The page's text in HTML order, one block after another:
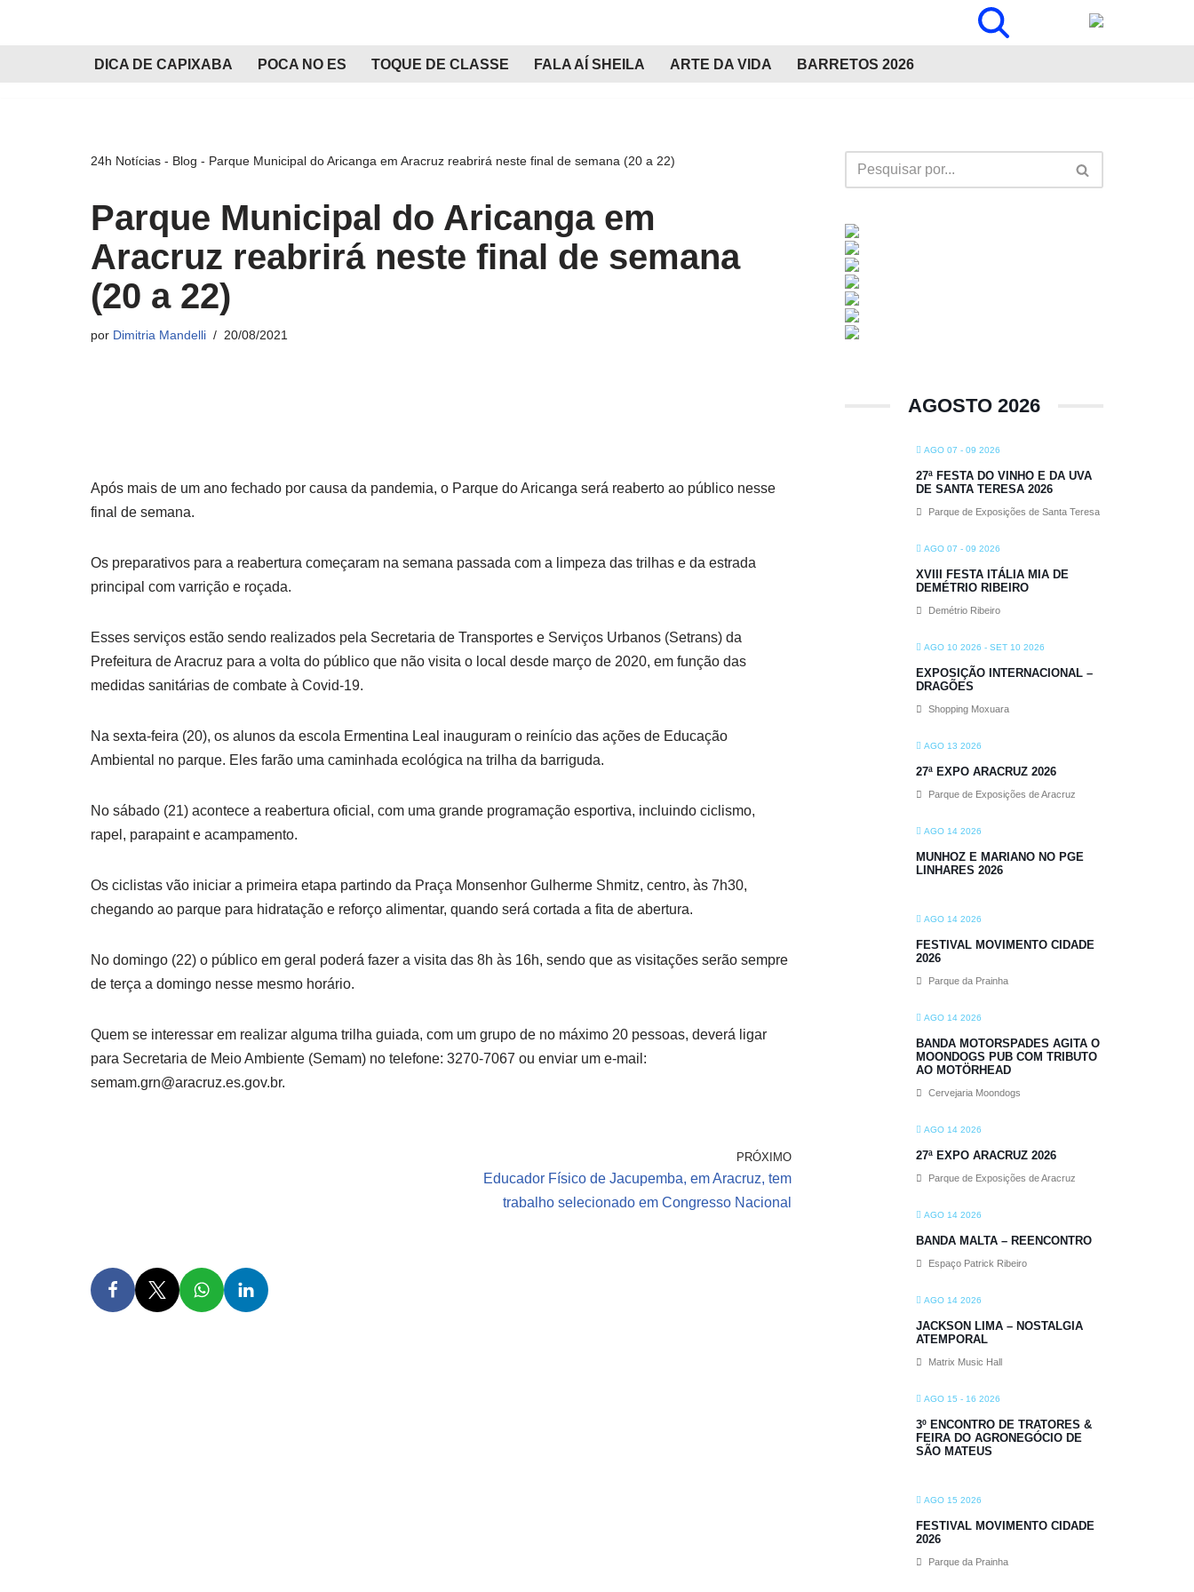
DICA DE CAPIXABA POCA NO ES TOQUE DE CLASSE FALA AÍ SHEILA ARTE DA VIDA BARRETOS 2026
24h Notícias - Blog - Parque Municipal do Aricanga em Aracruz reabrirá neste final de semana (20 a 22)
Parque Municipal do Aricanga em
Aracruz reabrirá neste final de semana
(20 a 22)
por Dimitria Mandelli 20/08/2021
Após mais de um ano fechado por causa da pandemia, o Parque do Aricanga será reaberto ao público nesse
final de semana.
Os preparativos para a reabertura começaram na semana passada com a limpeza das trilhas e da estrada
principal com varrição e roçada.
Esses serviços estão sendo realizados pela Secretaria de Transportes e Serviços Urbanos (Setrans) da
Prefeitura de Aracruz para a volta do público que não visita o local desde março de 2020, em função das
medidas sanitárias de combate à Covid-19.
Na sexta-feira (20), os alunos da escola Ermentina Leal inauguram o reinício das ações de Educação
Ambiental no parque. Eles farão uma caminhada ecológica na trilha da barriguda.
No sábado (21) acontece a reabertura oficial, com uma grande programação esportiva, incluindo ciclismo,
rapel, parapaint e acampamento.
Os ciclistas vão iniciar a primeira etapa partindo da Praça Monsenhor Gulherme Shmitz, centro, às 7h30,
chegando ao parque para hidratação e reforço alimentar, quando será cortada a fita de abertura.
No domingo (22) o público em geral poderá fazer a visita das 8h às 16h, sendo que as visitações serão sempre
de terça a domingo nesse mesmo horário.
Quem se interessar em realizar alguma trilha guiada, com um grupo de no máximo 20 pessoas, deverá ligar
para Secretaria de Meio Ambiente (Semam) no telefone: 3270-7067 ou enviar um e-mail:
semam.grn@aracruz.es.gov.br.
PRÓXIMO
Educador Físico de Jacupemba, em Aracruz, tem
trabalho selecionado em Congresso Nacional
AGOSTO 2026
AGO 07 - 09 2026
27ª FESTA DO VINHO E DA UVA
DE SANTA TERESA 2026
Parque de Exposições de Santa Teresa
AGO 07 - 09 2026
XVIII FESTA ITÁLIA MIA DE
DEMÉTRIO RIBEIRO
Demétrio Ribeiro
AGO 10 2026 - SET 10 2026
EXPOSIÇÃO INTERNACIONAL –
DRAGÕES
Shopping Moxuara
AGO 13 2026
27ª EXPO ARACRUZ 2026
Parque de Exposições de Aracruz
AGO 14 2026
MUNHOZ E MARIANO NO PGE
LINHARES 2026
AGO 14 2026
FESTIVAL MOVIMENTO CIDADE
2026
Parque da Prainha
AGO 14 2026
BANDA MOTORSPADES AGITA O
MOONDOGS PUB COM TRIBUTO
AO MOTÖRHEAD
Cervejaria Moondogs
AGO 14 2026
27ª EXPO ARACRUZ 2026
Parque de Exposições de Aracruz
AGO 14 2026
BANDA MALTA – REENCONTRO
Espaço Patrick Ribeiro
AGO 14 2026
JACKSON LIMA – NOSTALGIA
ATEMPORAL
Matrix Music Hall
AGO 15 - 16 2026
3º ENCONTRO DE TRATORES &
FEIRA DO AGRONEGÓCIO DE
SÃO MATEUS
AGO 15 2026
FESTIVAL MOVIMENTO CIDADE
2026
Parque da Prainha